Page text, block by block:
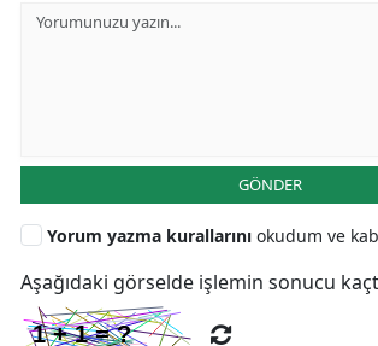
GÖNDER
Yorum yazma kurallarını okudum ve
Aşağıdaki görselde işlemin sonucu